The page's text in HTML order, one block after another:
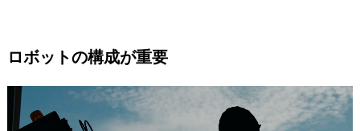
ロボットの構成が重要